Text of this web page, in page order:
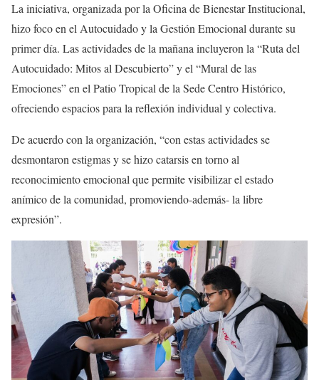
La iniciativa, organizada por la Oficina de Bienestar Institucional,
hizo foco en el Autocuidado y la Gestión Emocional durante su
primer día. Las actividades de la mañana incluyeron la “Ruta del
Autocuidado: Mitos al Descubierto” y el “Mural de las
Emociones” en el Patio Tropical de la Sede Centro Histórico,
ofreciendo espacios para la reflexión individual y colectiva.
De acuerdo con la organización, “con estas actividades se
desmontaron estigmas y se hizo catarsis en torno al
reconocimiento emocional que permite visibilizar el estado
anímico de la comunidad, promoviendo-además- la libre
expresión”.